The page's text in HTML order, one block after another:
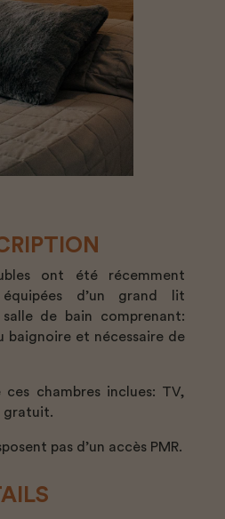
ont été récemment
d’un grand lit
de bain comprenant:
et nécessaire de
chambres inclues: TV,
gratuit.
pas d’un accès PMR.